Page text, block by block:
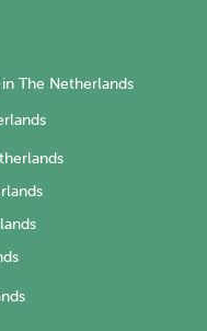
The Netherlands